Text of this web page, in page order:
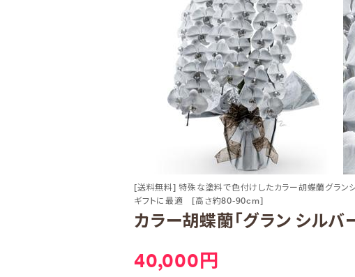
[送料無料] 特殊な塗料で色付けしたカラー胡蝶蘭グランシ
ギフトに最適 [高さ約80-90cm]
カラー胡蝶蘭「グラン シルバ
40,000円